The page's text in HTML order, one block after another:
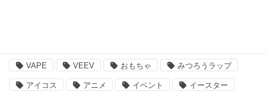
VAPE VEEV おもちゃ みつろうラップ
アイコス アニメ イベント イースター